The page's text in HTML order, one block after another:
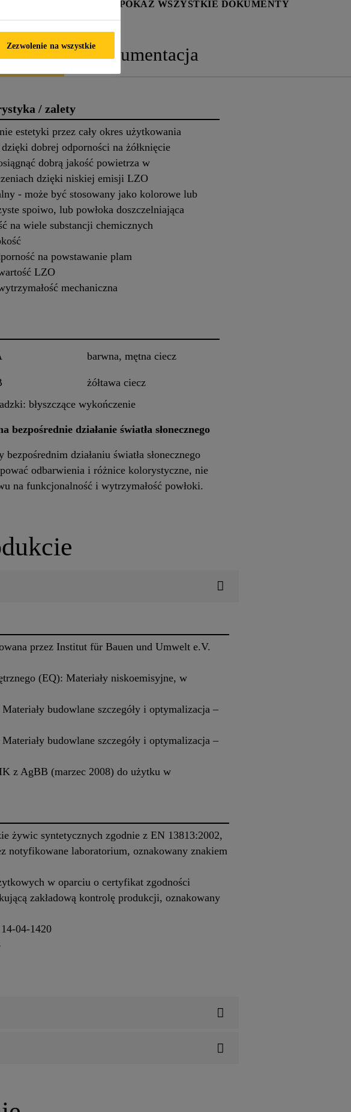
POKAŻ WSZYSTKIE DOKUMENTY
Dokumentacja
/ zalety
estetyki przez cały okres użytkowania
dobrej odporności na żółknięcie
dobrą jakość powietrza w
dzięki niskiej emisji LZO
- może być stosowany jako kolorowe lub
spoiwo, lub powłoka doszczelniająca
na wiele substancji chemicznych
na powstawanie plam
LZO
mechaniczna
barwna, mętna ciecz
żółtawa ciecz
błyszczące wykończenie
bezpośrednie działanie światła słonecznego
bezpośrednim działaniu światła słonecznego
odbarwienia i różnice kolorystyczne, nie
na funkcjonalność i wytrzymałość powłoki.
przez Institut für Bauen und Umwelt e.V.
(EQ): Materiały niskoemisyjne, w
budowlane szczegóły i optymalizacja –
budowlane szczegóły i optymalizacja –
z AgBB (marzec 2008) do użytku w
żywic syntetycznych zgodnie z EN 13813:2002,
notyfikowane laboratorium, oznakowany znakiem
w oparciu o certyfikat zgodności
zakładową kontrolę produkcji, oznakowany
04-1420
Zezwolenie na wszystkie